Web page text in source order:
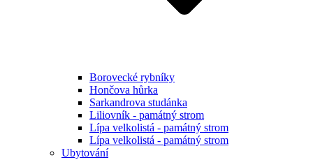
Borovecké rybníky
Hončova hůrka
Sarkandrova studánka
Liliovník - památný strom
Lípa velkolistá - památný strom
Lípa velkolistá - památný strom
Ubytování